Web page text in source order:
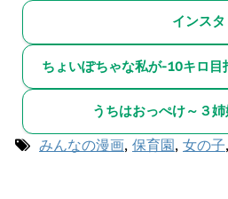
インスタ
ちょいぽちゃな私が-10キロ目
うちはおっぺけ～３
みんなの漫画, 保育園, 女の子,